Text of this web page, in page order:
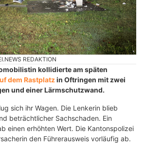
REDAKTION
kollidierte am späten
dem Rastplatzin Oftringen mit zwei
und einer Lärmschutzwand.
sich ihr Wagen. Die Lenkerin blieb
beträchtlicher Sachschaden. Ein
einen erhöhten Wert. Die Kantonspolizei
den Führerausweis vorläufig ab.